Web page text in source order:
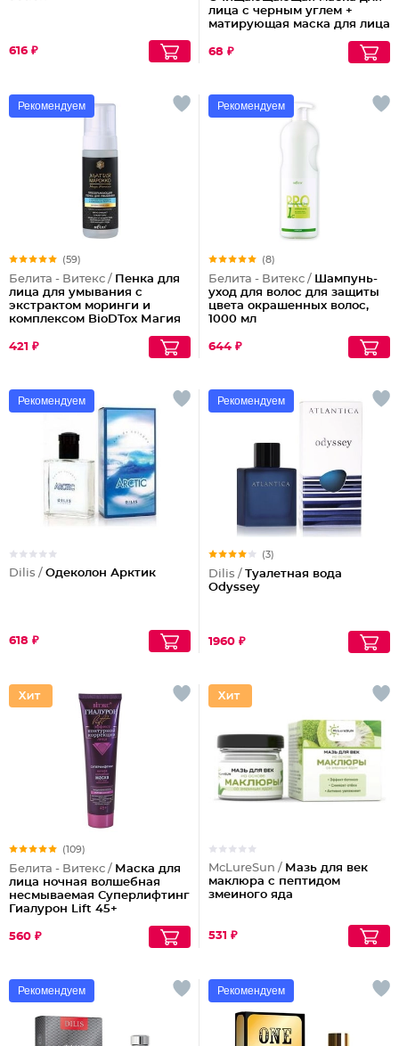
616 ₽
лица с черным углем +
матирующая маска для лица
68 ₽
Рекомендуем
(59)
Белита - Витекс / Пенка для
лица для умывания с
экстрактом моринги и
комплексом BioDTox Магия
421 ₽
Рекомендуем
(8)
Белита - Витекс / Шампунь-
уход для волос для защиты
цвета окрашенных волос,
1000 мл
644 ₽
Рекомендуем
Dilis / Одеколон Арктик
618 ₽
Рекомендуем
(3)
Dilis / Туалетная вода
Odyssey
1960 ₽
(109)
Белита - Витекс / Маска для
лица ночная волшебная
несмываемая Суперлифтинг
Гиалурон Lift 45+
560 ₽
McLureSun / Мазь для век
маклюра с пептидом
змеиного яда
531 ₽
Рекомендуем Рекомендуем